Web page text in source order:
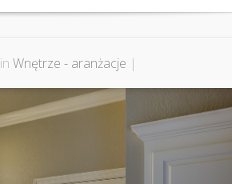
Wnętrze - aranżacje |